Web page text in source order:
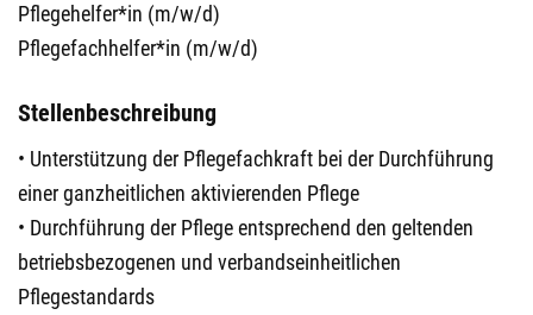
Pflegehelfer*in (m/w/d)
Pflegefachhelfer*in (m/w/d)
Stellenbeschreibung
• Unterstützung der Pflegefachkraft bei der Durchführung
einer ganzheitlichen aktivierenden Pflege
• Durchführung der Pflege entsprechend den geltenden
betriebsbezogenen und verbandseinheitlichen
Pflegestandards